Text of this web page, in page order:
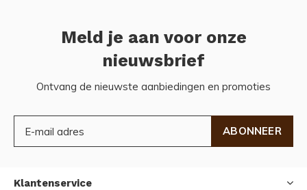
Meld je aan voor onze
nieuwsbrief
Ontvang de nieuwste aanbiedingen en promoties
ABONNEER
Klantenservice